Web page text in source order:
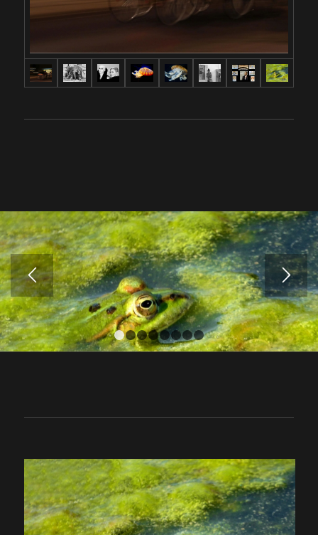
1 2 3 4 5 6 7 8